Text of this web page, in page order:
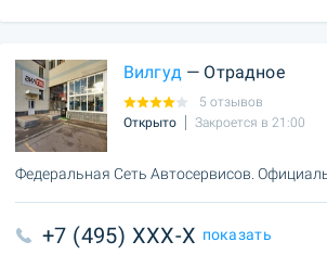
Вилгуд — Отрадное
5 отзывов
Открыто
Закроется в 21:00
Федеральная Сеть Автосервисов.
+7 (495) XXX-X показать